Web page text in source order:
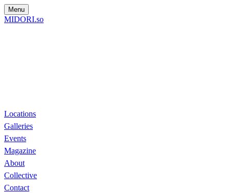
Menu
MIDORI.so
Locations
Galleries
Events
Magazine
About
Collective
Contact